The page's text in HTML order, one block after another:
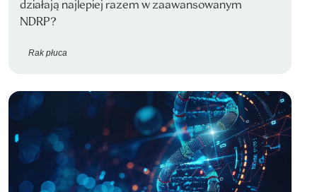
działają najlepiej razem w zaawansowanym
NDRP?
Rak płuca